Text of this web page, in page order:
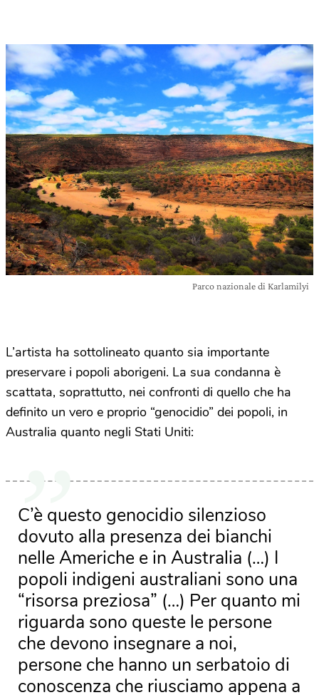
Parco nazionale di Karlamilyi
L’artista ha sottolineato quanto sia importante
preservare i popoli aborigeni. La sua condanna è
scattata, soprattutto, nei confronti di quello che ha
definito un vero e proprio “genocidio” dei popoli, in
Australia quanto negli Stati Uniti:
C’è questo genocidio silenzioso
dovuto alla presenza dei bianchi
nelle Americhe e in Australia (…) I
popoli indigeni australiani sono una
“risorsa preziosa” (…) Per quanto mi
riguarda sono queste le persone
che devono insegnare a noi,
persone che hanno un serbatoio di
conoscenza che riusciamo appena a